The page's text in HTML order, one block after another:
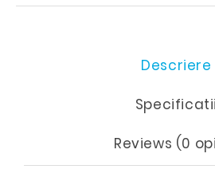
Descriere
Specificatii
Reviews (0